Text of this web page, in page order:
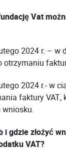
Vat
2024 r. – w
otrzymaniu
2024 r.- w
faktury VAT,
i gdzie złożyć
VAT?